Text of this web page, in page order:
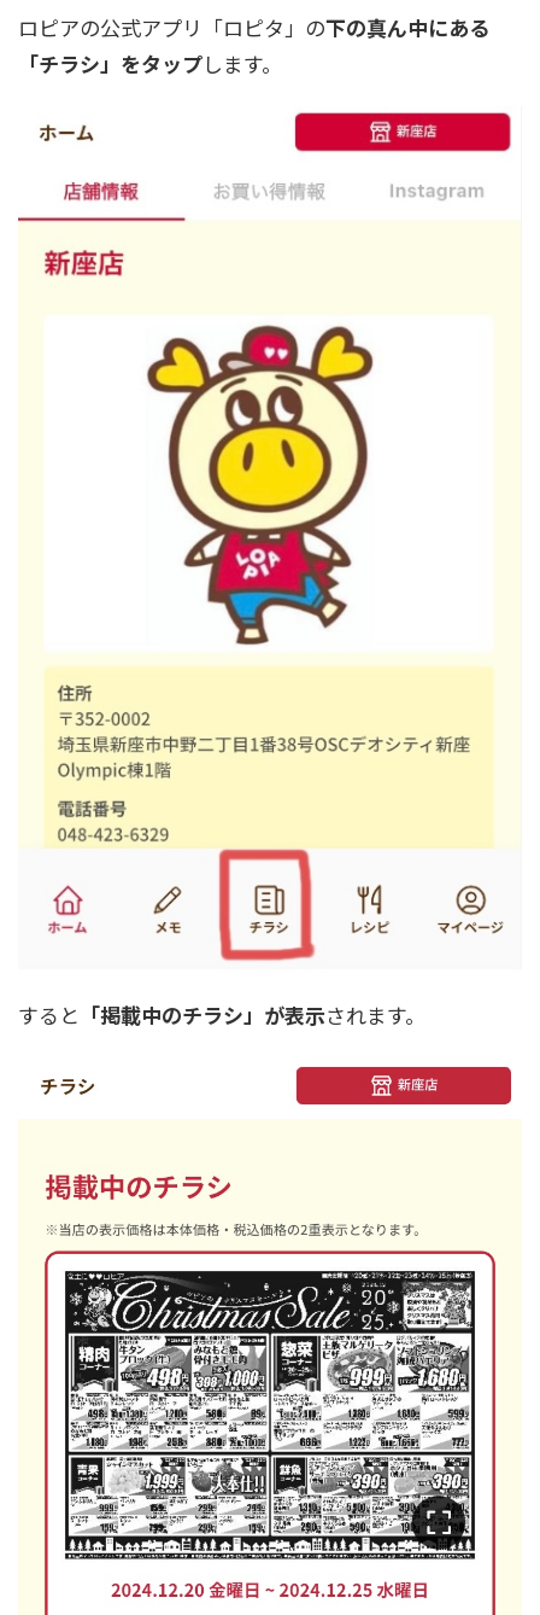
ロピアの公式アプリ「ロピタ」の下の真ん中にある
「チラシ」をタップします。
すると 「掲載中のチラシ」が表示されます。